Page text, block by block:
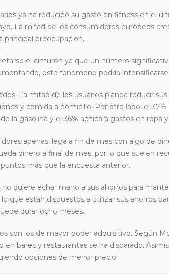
ya ha reducido su gasto en fitness en el
La mitad de los consumidores europeos
principal preocupación.
el cinturón ya que un número
este fenómeno podría
La mitad de los usuarios planea reducir
y comida a domicilio. Por otro lado, el
la gasolina y el 36% achicará gastos en ropa
apenas llega a fin de mes con algo de
dinero a final de mes, por lo que suelen
más que la encuesta anterior.
quiere echar mano a sus ahorros para
que están dispuestos a utilizar sus ahorros
durar ocho meses.
son los de mayor poder adquisitivo. Según
bares y restaurantes se ha disparado.
opciones de menor precio.